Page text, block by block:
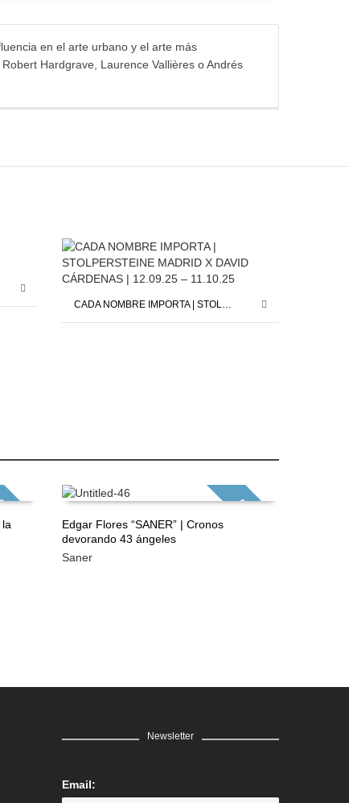
en el arte urbano y el arte más
Hardgrave, Laurence Vallières o Andrés
GRATIS
Edgar Flores “SANER” | Cronos
devorando 43 ángeles
Saner
Newsletter
Email: